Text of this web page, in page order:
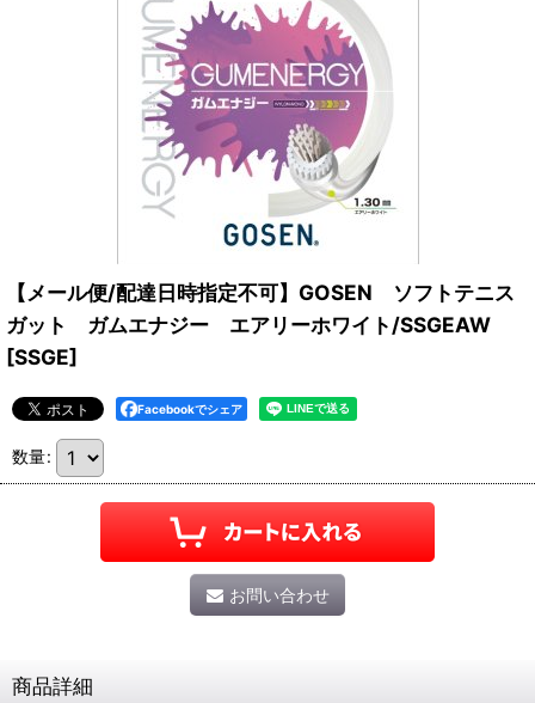
【メール便/配達日時指定不可】GOSEN ソフトテニス
ガット ガムエナジー エアリーホワイト/SSGEAW
[SSGE]
Facebookでシェア
数量:
お問い合わせ
商品詳細